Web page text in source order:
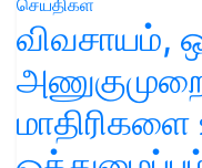
செய்திகள்
விவசாயம்,